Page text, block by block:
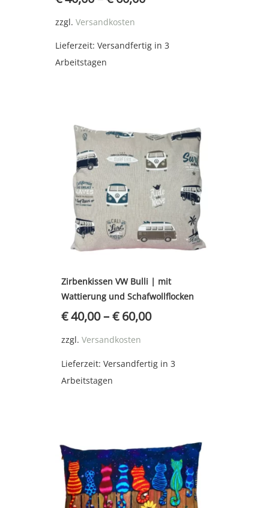
zzgl. Versandkosten
Lieferzeit: Versandfertig in 3
Arbeitstagen
Zirbenkissen VW Bulli | mit
Wattierung und Schafwollflocken
€40,00–€60,00
zzgl.Versandkosten
Lieferzeit:Versandfertig in 3
Arbeitstagen